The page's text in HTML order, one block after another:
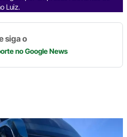
Luiz.
siga o
no Google News